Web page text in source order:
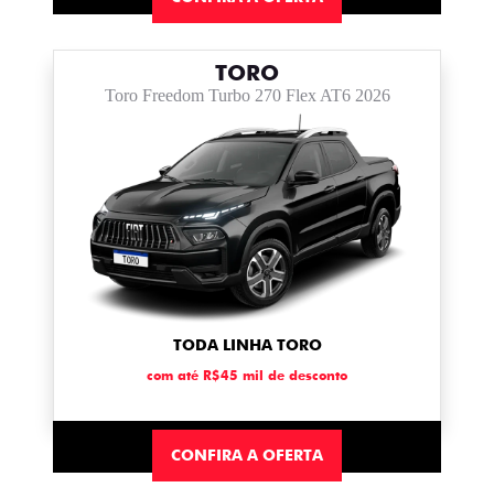
TORO
Toro Freedom Turbo 270 Flex AT6 2026
TODA LINHA TORO
com até R$45 mil de desconto
CONFIRA A OFERTA